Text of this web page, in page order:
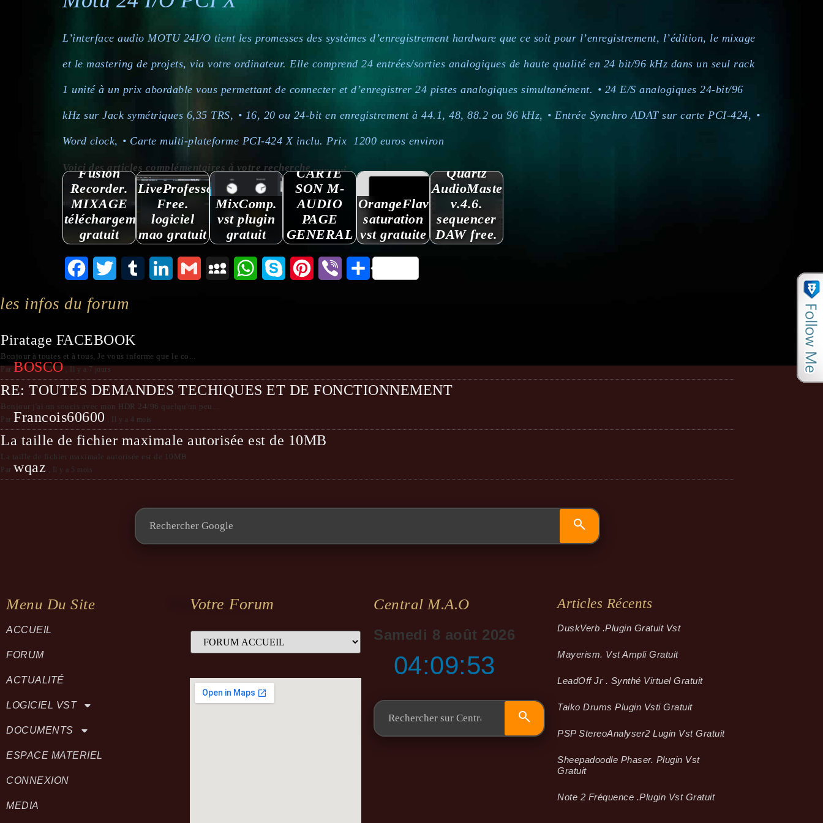
L’interface audio MOTU 24I/O tient les promesses des systèmes d’enregistrement hardware que ce soit pour l’enregistrement, l’édition, le mixage
et le mastering de projets, via votre ordinateur. Elle comprend 24 entrées/sorties analogiques de haute qualité en 24 bit/96 kHz dans un seul rack
1 unité à un prix abordable vous permettant de connecter et d’enregistrer 24 pistes analogiques simultanément. • 24 E/S analogiques 24-bit/96
kHz sur Jack symétriques 6,35 TRS, • 16, 20 ou 24-bit en enregistrement à 44.1, 48, 88.2 ou 96 kHz, • Entrée Synchro ADAT sur carte PCI-424, •
Word clock, • Carte multi-plateforme PCI-424 X inclu. Prix 1200 euros environ
Voici des articles complémentaires à votre recherche ...........:
Fusion
Recorder.
MIXAGE
téléchargement
gratuit
LiveProfessor
Free.
logiciel
mao gratuit
MixComp.
vst plugin
gratuit
CARTE
SON M-
AUDIO
PAGE
GENERAL
OrangeFlavor.
saturation
vst gratuite
Quartz
AudioMaster
v.4.6.
sequencer
DAW free.
FacebookTwitter Tumblr LinkedInGmail MySpaceWhatsAppSkype Pinterest Viber Partager
les infos du forum
Piratage FACEBOOK
Bonjour à toutes et à tous, Je vous informe que le co...
Par BOSCO , Il y a 7 jours
RE: TOUTES DEMANDES TECHIQUES ET DE FONCTIONNEMENT
Bonjour j'ai un soucis avec mon HDR 24/96 quelqu'un peu...
Par Francois60600 , Il y a 4 mois
La taille de fichier maximale autorisée est de 10MB
La taille de fichier maximale autorisée est de 10MB
Par wqaz , Il y a 5 mois
Menu Du Site
ACCUEIL
FORUM
ACTUALITÉ
LOGICIEL VST
DOCUMENTS
ESPACE MATERIEL
CONNEXION
MEDIA
Votre Forum
Central M.a.o
Samedi 8 août 2026
04:09:53
Articles Récents
Dusk­Verb .plugin Gratuit Vst
Mayerism. Vst Ampli Gratuit
LeadOff Jr . Synthé Virtuel Gratuit
Taiko Drums Plugin Vsti Gratuit
PSP StereoAnalyser2 Lugin Vst Gratuit
Sheepadoodle Phaser. Plugin Vst
Gratuit
Note 2 Fréquence .plugin Vst Gratuit